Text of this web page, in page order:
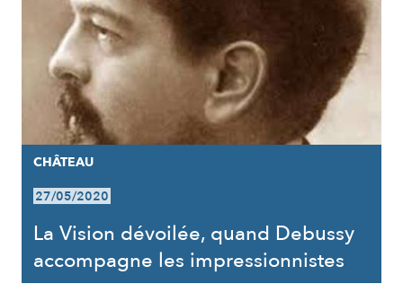
CHÂTEAU
27/05/2020
La Vision dévoilée, quand Debussy
accompagne les impressionnistes